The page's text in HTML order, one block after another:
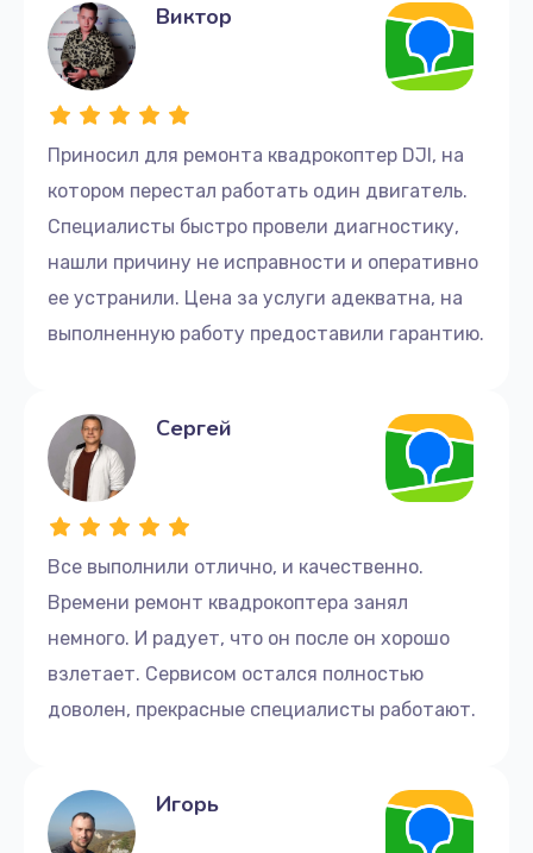
Приносил для ремонта квадрокоптер DJI, на
котором перестал работать один двигатель.
Специалисты быстро провели диагностику,
нашли причину не исправности и оперативно
ее устранили. Цена за услуги адекватна, на
выполненную работу предоставили гарантию.
Виктор
Все выполнили отлично, и качественно.
Времени ремонт квадрокоптера занял
немного. И радует, что он после он хорошо
взлетает. Сервисом остался полностью
доволен, прекрасные специалисты работают.
Сергей
Игорь